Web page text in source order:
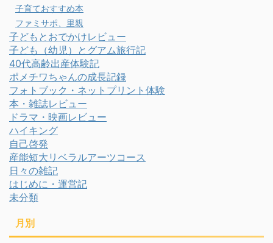
子育ておすすめ本
ファミサポ、里親
子どもとおでかけレビュー
子ども（幼児）とグアム旅行記
40代高齢出産体験記
ポメチワちゃんの成長記録
フォトブック・ネットプリント体験
本・雑誌レビュー
ドラマ・映画レビュー
ハイキング
自己啓発
産能短大リベラルアーツコース
日々の雑記
はじめに・運営記
未分類
月別